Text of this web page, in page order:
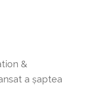
&
a șaptea